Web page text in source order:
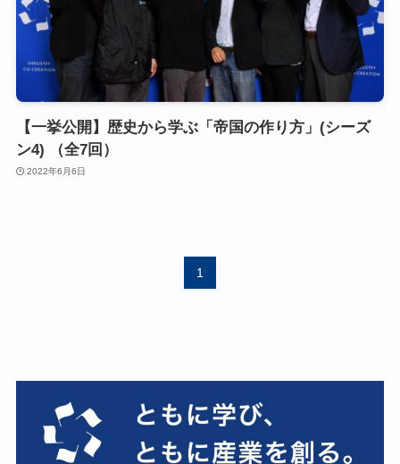
【一挙公開】歴史から学ぶ「帝国の作り方」(シーズ
ン4) （全7回）
2022年6月6日
1